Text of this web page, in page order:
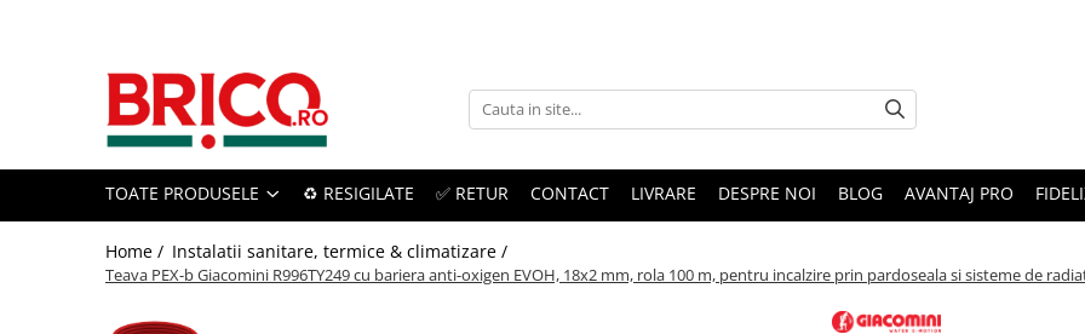
Toate Produsele
Baterii sanitare
TOATE PRODUSELE ♻️ RESIGILATE ✅ RETUR CONTACT LIVRARE DESPRE NOI BLOG AVANTAJ PRO
Home / Instalatii sanitare, termice & climatizare /
Teava PEX-b Giacomini R996TY249 cu bariera anti-oxigen EVOH, 18x2 mm, rola 100 m, pentru incalzire prin pardoseala si sisteme de